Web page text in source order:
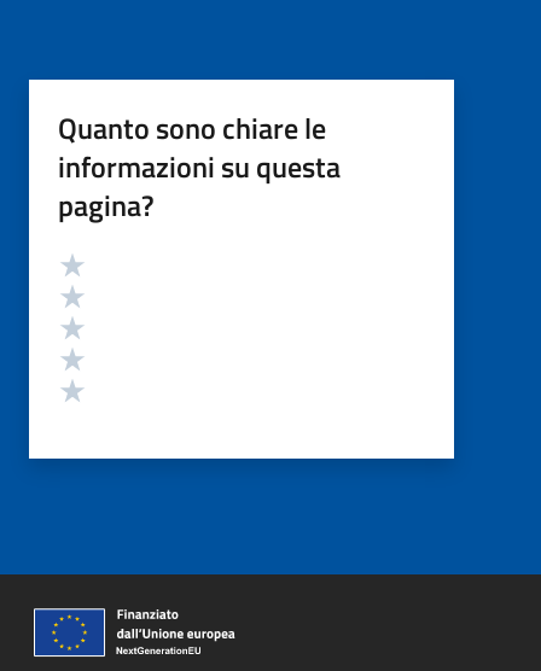
Quanto sono chiare le
informazioni su questa
pagina?
Valutazione